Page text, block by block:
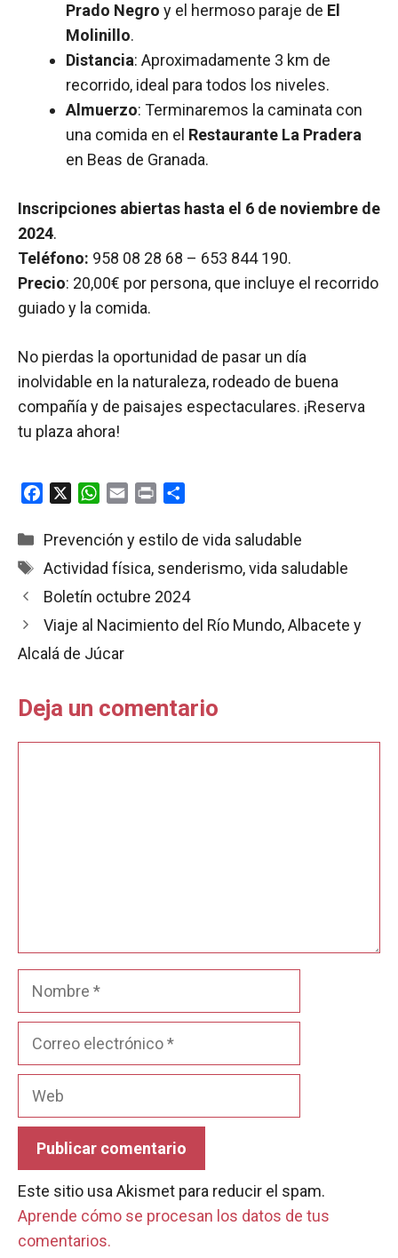
Prado Negro y el hermoso paraje de El
Molinillo.
Distancia: Aproximadamente 3 km de
recorrido, ideal para todos los niveles.
Almuerzo: Terminaremos la caminata con
una comida en el Restaurante La Pradera
en Beas de Granada.
Inscripciones abiertas hasta el 6 de noviembre de
2024.
Teléfono: 958 08 28 68 – 653 844 190.
Precio: 20,00€ por persona, que incluye el recorrido
guiado y la comida.
No pierdas la oportunidad de pasar un día
inolvidable en la naturaleza, rodeado de buena
compañía y de paisajes espectaculares. ¡Reserva
tu plaza ahora!
c
b
o
o
W
a
s
A
p
a
l
i
t
m
a
r
t
Categorías
Prevención y estilo de vida saludable
Etiquetas
Actividad física, senderismo,vida saludable
Boletín octubre 2024
Viaje al Nacimiento del Río Mundo, Albacete y
Alcalá de Júcar
Deja un comentario
Nombre
Este sitio usa Akismet para reducir el spam.
Aprende cómo se procesan los datos de tus
comentarios.